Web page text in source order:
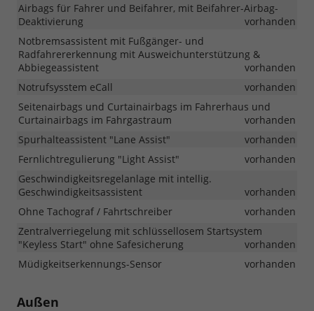
Airbags für Fahrer und Beifahrer, mit Beifahrer-Airbag-
Deaktivierung
vorhanden
Notbremsassistent mit Fußgänger- und
Radfahrererkennung mit Ausweichunterstützung &
Abbiegeassistent
vorhanden
Notrufsysstem eCall
vorhanden
Seitenairbags und Curtainairbags im Fahrerhaus und
Curtainairbags im Fahrgastraum
vorhanden
Spurhalteassistent "Lane Assist"
vorhanden
Fernlichtregulierung "Light Assist"
vorhanden
Geschwindigkeitsregelanlage mit intellig.
Geschwindigkeitsassistent
vorhanden
Ohne Tachograf / Fahrtschreiber
vorhanden
Zentralverriegelung mit schlüssellosem Startsystem
"Keyless Start" ohne Safesicherung
vorhanden
Müdigkeitserkennungs-Sensor
vorhanden
Außen